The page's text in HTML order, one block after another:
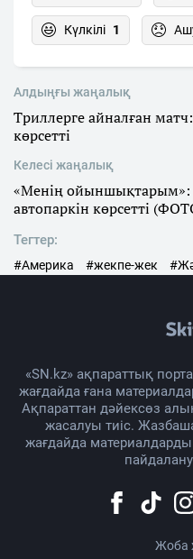
Күлкілі 1
Алдыңғы жаңалық
Триллерге айналған
көрсетті
Келесі жаңалық
«Менің ойыншықтарым»:
автопаркін көрсетті
Тегтер:
#Америка #жекпе-жек
«SN.kz» ақпараттық
жағдайда ғана
Ақпараттан дәйексөз
жасалуы тиіс.
жағдайда
Жоба